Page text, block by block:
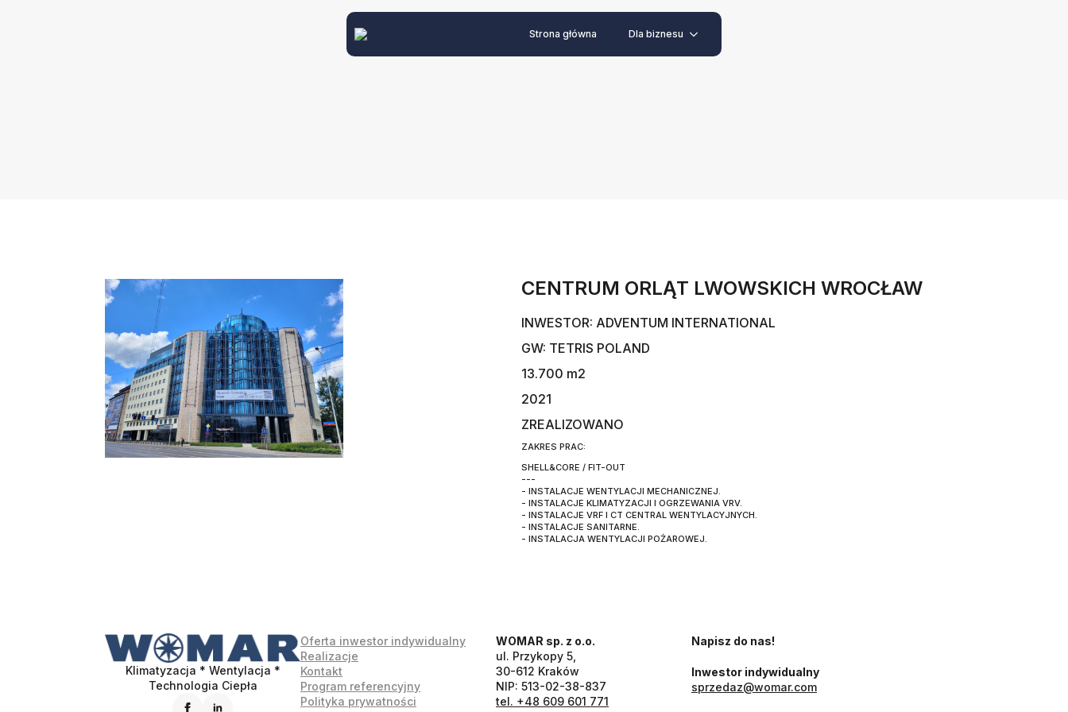
Strona główna Dla biznesu
CENTRUM ORLĄT LWOWSKICH WROCŁAW
INWESTOR: ADVENTUM INTERNATIONAL
GW: TETRIS POLAND
13.700 m2
2021
ZREALIZOWANO
ZAKRES PRAC:
SHELL&CORE / FIT-OUT
---
- INSTALACJE WENTYLACJI MECHANICZNEJ.
- INSTALACJE KLIMATYZACJI I OGRZEWANIA VRV.
- INSTALACJE VRF I CT CENTRAL WENTYLACYJNYCH.
- INSTALACJE SANITARNE.
- INSTALACJA WENTYLACJI POŻAROWEJ.
Klimatyzacja * Wentylacja *
Technologia Ciepła
Oferta inwestor indywidualny
Realizacje
Kontakt
Program referencyjny
Polityka prywatności
WOMAR sp. z o.o.
ul. Przykopy 5,
30-612 Kraków
NIP: 513-02-38-837
tel. +48 609 601 771
Napisz do nas!
Inwestor indywidualny
sprzedaz@womar.com